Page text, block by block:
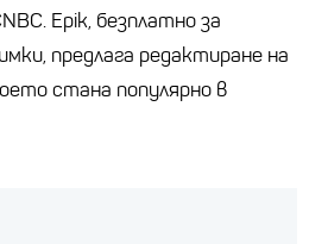
Epik, безплатно за
предлага редактиране на
стана популярно в